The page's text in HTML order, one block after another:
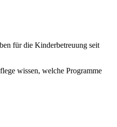
für die Kinderbetreuung seit
wissen, welche Programme